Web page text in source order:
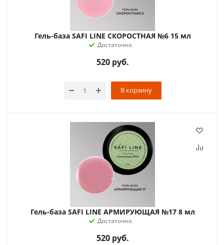
Гель-база SAFI LINE СКОРОСТНАЯ №6 15 мл
Достаточно
520руб.
В корзину
Гель-база SAFI LINE АРМИРУЮЩАЯ №17 8 мл
Достаточно
520руб.